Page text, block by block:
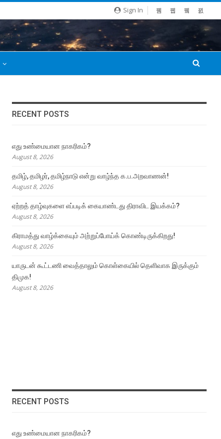
Sign In
RECENT POSTS
எது உண்மையான நாகரிகம்?
August 8, 2026
தமிழ், தமிழர், தமிழ்நாடு என்று வாழ்ந்த க.ப.அறவாணன்!
August 8, 2026
ஏற்றத் தாழ்வுகளை எப்படிக் கையாண்டது திராவிட இயக்கம்?
August 8, 2026
கிராமத்து வாழ்க்கையும் அற்றுப்போய்க் கொண்டிருக்கிறது!
August 8, 2026
யாருடன் கூட்டணி வைத்தாலும் கொள்கையில் தெளிவாக இருக்கும்
திமுக!
August 8, 2026
RECENT POSTS
எது உண்மையான நாகரிகம்?